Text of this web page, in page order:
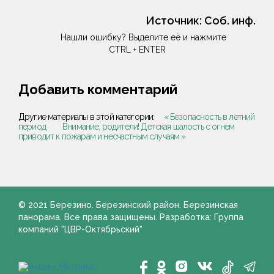
Источник: Соб. инф.
Нашли ошибку? Выделите её и нажмите
CTRL + ENTER
Добавить комментарий
Другие материалы в этой категории:
« Безопасность в летний
период
Внимание, родители! Детская шалость с огнем
приводит к пожарам и несчастным случаям »
© 2021 Березино. Березинский район. Березинская
панорама. Все права защищены. Разработка: Группа
компаний "ЦВР-Октябрьский"